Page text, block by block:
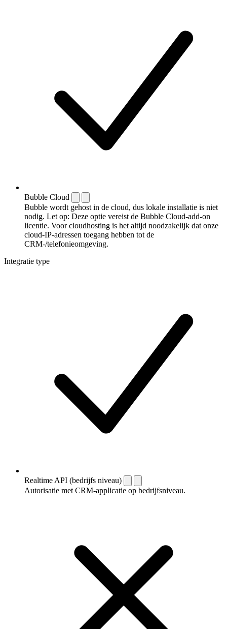
Bubble Cloud
Bubble wordt gehost in de cloud, dus lokale installatie is niet
nodig. Let op: Deze optie vereist de Bubble Cloud-add-on
licentie. Voor cloudhosting is het altijd noodzakelijk dat onze
cloud-IP-adressen toegang hebben tot de
CRM-/telefonieomgeving.
Integratie type
Realtime API (bedrijfs niveau)
Autorisatie met CRM-applicatie op bedrijfsniveau.